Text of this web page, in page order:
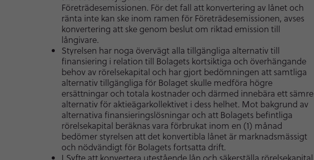
Företrädesemissionen. För det fall att konvertering av lånet och
ränta inte kan ske inom ramen för Företrädesemissionen, avses
konvertering att ske genom beslut om riktad emission till
långivare.
Styrelsen har noga övervägt alla tillgängliga alternativ till
finansiering i relation till Bolagets kortsiktiga och överhängande
behov av rörelsekapital och har gjort bedömningen att samtliga
alternativ tillgängliga för Bolaget skulle medföra högre
ersättningar och totala kostnader och därmed innebära ett sämre
alternativ för aktieägarkollektivet i dess helhet. Mot bakgrund av
alternativa finansieringslösningar och att Bolagets befintliga
rörelsekapital beräknas vara förbrukat inom en (1) månad
bedömer styrelsen att det konvertibla lånet är marknadsmässigt
och nödvändigt för Bolagets fortsatta drift.